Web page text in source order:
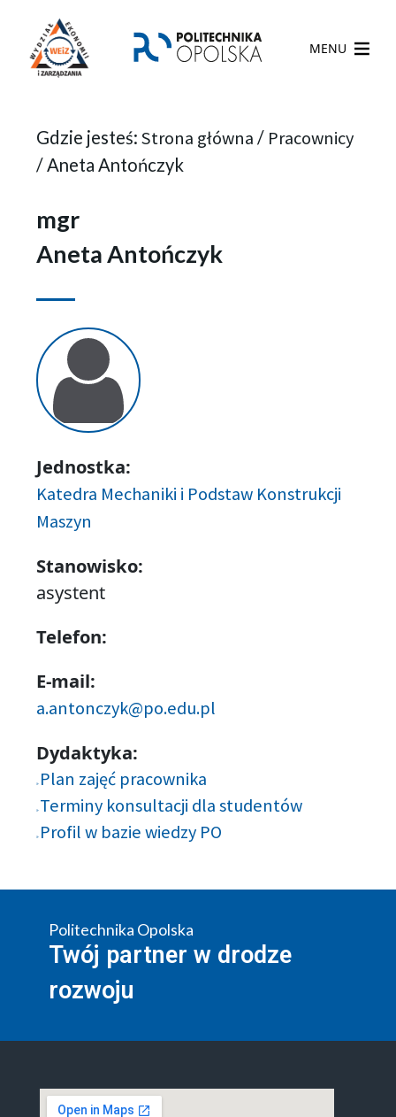
MENU
Gdzie jesteś: Strona główna / Pracownicy
/ Aneta Antończyk
mgr
Aneta Antończyk
Jednostka:
Katedra Mechaniki i Podstaw Konstrukcji
Maszyn
Stanowisko:
asystent
Telefon:
E-mail:
a.antonczyk@po.edu.pl
Dydaktyka:
Plan zajęć pracownika
Terminy konsultacji dla studentów
Profil w bazie wiedzy PO
Politechnika Opolska
Twój partner w drodze
rozwoju